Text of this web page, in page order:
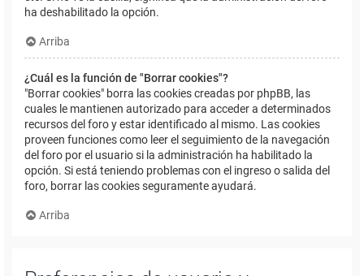
ha deshabilitado la opción.
Arriba
¿Cuál es la función de "Borrar cookies"?
"Borrar cookies" borra las cookies creadas por phpBB, las
cuales le mantienen autorizado para acceder a determinados
recursos del foro y estar identificado al mismo. Las cookies
proveen funciones como leer el seguimiento de la navegación
del foro por el usuario si la administración ha habilitado la
opción. Si está teniendo problemas con el ingreso o salida del
foro, borrar las cookies seguramente ayudará.
Arriba